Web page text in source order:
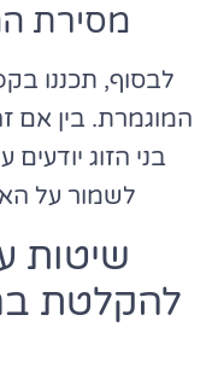
מסירת
לבסוף, תכננו
המוגמרת. בין אם
בני הזוג
לשמור על
שיטות
להקלטת